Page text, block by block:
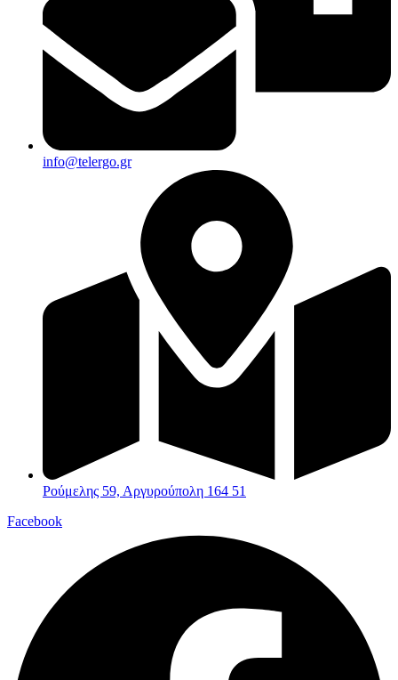
info@telergo.gr
Ρούμελης 59, Αργυρούπολη 164 51
Facebook